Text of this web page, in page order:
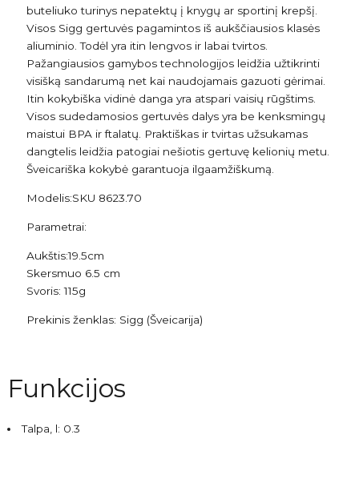
buteliuko turinys nepatektų į knygų ar sportinį krepšį.
Visos Sigg gertuvės pagamintos iš aukščiausios klasės
aliuminio. Todėl yra itin lengvos ir labai tvirtos.
Pažangiausios gamybos technologijos leidžia užtikrinti
visišką sandarumą net kai naudojamais gazuoti gėrimai.
Itin kokybiška vidinė danga yra atspari vaisių rūgštims.
Visos sudedamosios gertuvės dalys yra be kenksmingų
maistui BPA ir ftalatų. Praktiškas ir tvirtas užsukamas
dangtelis leidžia patogiai nešiotis gertuvę kelionių metu.
Šveicariška kokybė garantuoja ilgaamžiškumą.
Modelis:SKU 8623.70
Parametrai:
Aukštis:19.5cm
Skersmuo 6.5 cm
Svoris: 115g
Prekinis ženklas: Sigg (Šveicarija)
Funkcijos
Talpa, l: 0.3